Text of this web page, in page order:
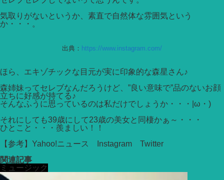
気取りがないというか、素直で自然体な雰囲気という
か・・・。
出典： https://www.instagram.com/
ほら、エキゾチックな目元が実に印象的な森星さん♪
森姉妹ってセレブなんだろうけど、”良い意味で”品のないお顔
立ちに好感が持てる♪
そんなふうに思っているのは私だけでしょうか・・・|ω・)
それにしても39歳にして23歳の美女と同棲かぁ～・・・
ひとこと・・・羨ましい！！
【参考】Yahoo!ニュース Instagram Twitter
関連記事
ミュージック